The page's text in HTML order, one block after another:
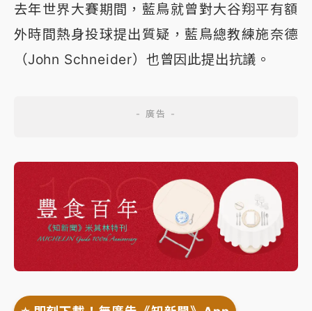
去年世界大賽期間，藍鳥就曾對大谷翔平有額
外時間熱身投球提出質疑，藍鳥總教練施奈德
（John Schneider）也曾因此提出抗議。